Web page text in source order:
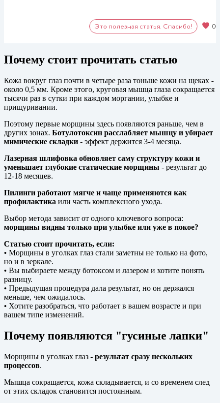
Это полезная статья. Спасибо! 0
Почему стоит прочитать статью
Кожа вокруг глаз почти в четыре раза тоньше кожи на щеках -
около 0,5 мм. Кроме этого, круговая мышца глаза сокращается
тысячи раз в сутки при каждом моргании, улыбке и
прищуривании.
Поэтому первые морщины здесь появляются раньше, чем в
других зонах. Ботулотоксин расслабляет мышцу и убирает
мимические складки - эффект держится 3-4 месяца.
Лазерная шлифовка обновляет саму структуру кожи и
уменьшает глубокие статические морщины - результат до
12-18 месяцев.
Пилинги работают мягче и чаще применяются как
профилактика или часть комплексного ухода.
Выбор метода зависит от одного ключевого вопроса:
морщины видны только при улыбке или уже в покое?
Статью стоит прочитать, если:
• Морщины в уголках глаз стали заметны не только на фото,
но и в зеркале.
• Вы выбираете между ботоксом и лазером и хотите понять
разницу.
• Предыдущая процедура дала результат, но он держался
меньше, чем ожидалось.
• Хотите разобраться, что работает в вашем возрасте и при
вашем типе изменений.
Почему появляются "гусиные лапки"
Морщины в уголках глаз - результат сразу нескольких
процессов.
Мышца сокращается, кожа складывается, и со временем след
от этих складок становится постоянным.